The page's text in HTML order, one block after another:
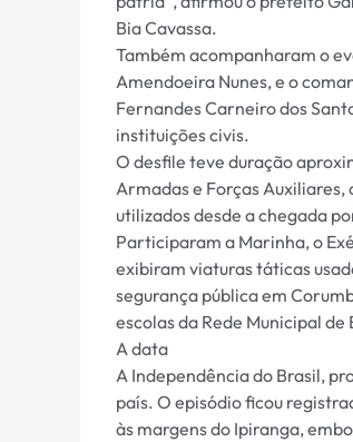
Bia Cavassa.
Também acompanharam o
Amendoeira Nunes, e o
Fernandes Carneiro dos
instituições civis.
O desfile teve duração
Armadas e Forças
utilizados desde a chegada
Participaram a Marinha, o
exibiram viaturas táticas
segurança pública em
escolas da Rede Municipal de
A data
A Independência do Brasil,
país. O episódio ficou
às margens do Ipiranga,